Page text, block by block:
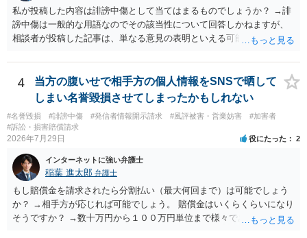
設定しておく方が望ましい場合が多いと思われます（上記のとおり、
口外禁止条項は、違反した際の違約金条項とワンセットにすることで
効果を発揮するといえます）。
私が投稿した内容は誹謗中傷として当てはまるものでしょうか？ →誹
謗中傷は一般的な用語なのでその該当性について回答しかねますが、
相談者が投稿した記事は、単なる意見の表明といえる可能性が高く、
て、開示請求が認められたり、民事裁判や刑事裁判に発展しうるもの
でしょうか？ →権利侵害や、名誉毀損・侮辱に該当する可能性が低い
ため、民事裁判や刑事裁判に発展することはあまり考えられないよう
に思われます。
4
当方の腹いせで相手方の個人情報をSNSで晒して
しまい名誉毀損させてしまったかもしれない
#名誉毀損 #誹謗中傷 #発信者情報開示請求 #風評被害・営業妨害
#加害者
#訴訟・損害賠償請求
2026年7月29日 役にたった 2
インターネットに強い弁護士
稲葉 進太郎 弁護士
もし賠償金を請求されたら分割払い（最大何回まで）は可能でしょう
か？ →相手方が応じれば可能でしょう。 賠償金はいくらくらいになり
そうですか？ →数十万円から１００万円単位まで様々であり、不明で